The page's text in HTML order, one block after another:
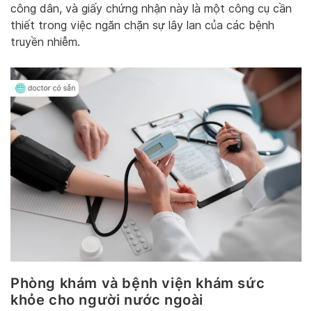
công dân, và giấy chứng nhận này là một công cụ cần
thiết trong việc ngăn chặn sự lây lan của các bệnh
truyền nhiễm.
Phòng khám và bệnh viện khám sức
khỏe cho người nước ngoài